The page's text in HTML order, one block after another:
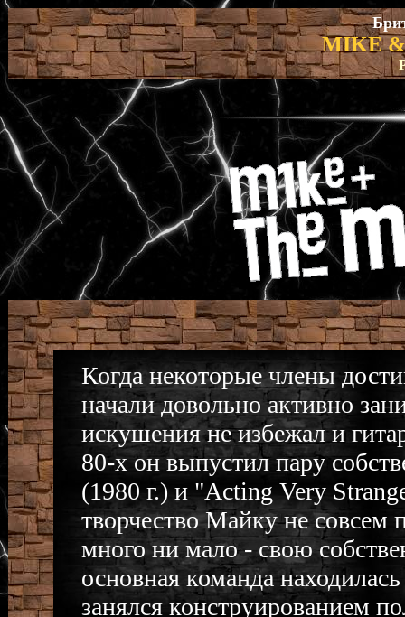
MIKE
Когда некоторые члены
начали довольно активно
искушения не избежал и
80-х он выпустил пару
(1980 г.) и "Acting Very
творчество Майку не совсем
много ни мало - свою
основная команда
занялся конструированием